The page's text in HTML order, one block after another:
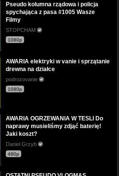
Pseudo kolumna rządowa i policja
spychająca z pasa #1005 Wasze
Filmy
STOPCHAM
1080p
AWARIA elektryki w vanie i sprzątanie
drewna na działce
podrozovanie
1080p
AWARIA OGRZEWANIA W TESLI Do
naprawy musieliśmy zdjąć baterię!
Jaki koszt?
Daniel Grzyb
480p